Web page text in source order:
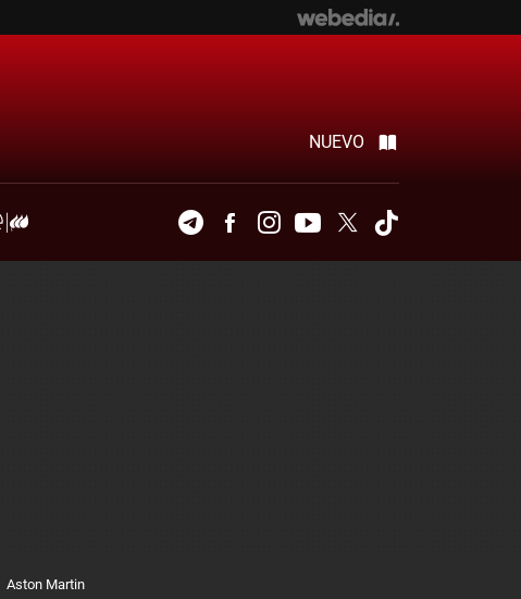
NUEVO
TelegramFacebookInstagramYoutubeTwitter
Aston Martin